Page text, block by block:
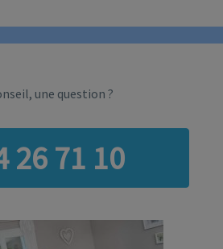
une question ?
26 71 10